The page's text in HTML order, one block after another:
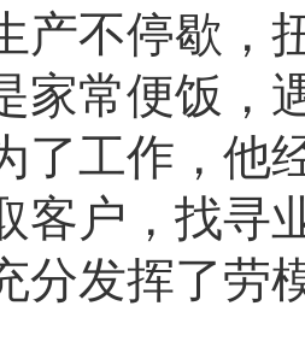
产不停歇，
家常便饭，
了工作，他
客户，找寻
分发挥了劳